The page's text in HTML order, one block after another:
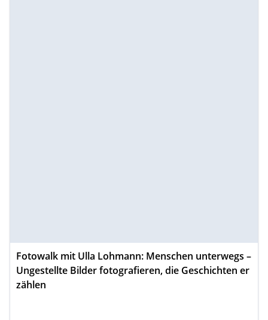
Fotowalk mit Ulla Lohmann: Menschen unterwegs –
Ungestellte Bilder fotografieren, die Geschichten er
zählen